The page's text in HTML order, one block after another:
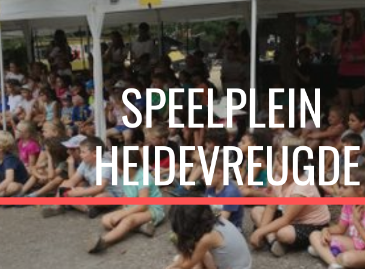
Skip to main content Skip to navigation
SPEELPLEIN
HEIDEVREUGDE